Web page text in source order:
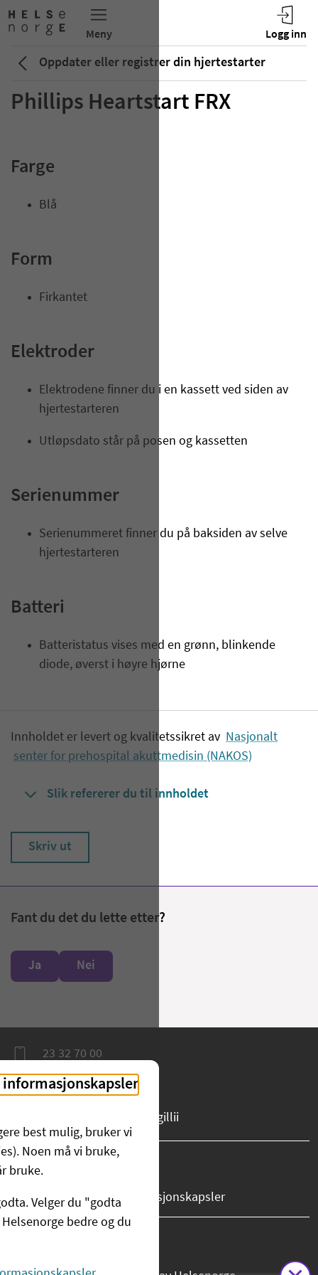
Oppdater eller registrer din hjertestarter
Phillips Heartstart FRX
Farge
Blå
Form
Firkantet
Elektroder
Elektrodene finner du i en kassett ved siden av
hjertestarteren
Utløpsdato står på posen og kassetten
Serienummer
Serienummeret finner du på baksiden av selve
hjertestarteren
Batteri
Batteristatus vises med en grønn, blinkende
diode, øverst i høyre hjørne
Innholdet er levert og kvalitetssikret av Nasjonalt
senter for prehospital akuttmedisin (NAKOS)
Slik refererer du til innholdet
Skriv ut
Fant du det du lette etter?
Ja Nei